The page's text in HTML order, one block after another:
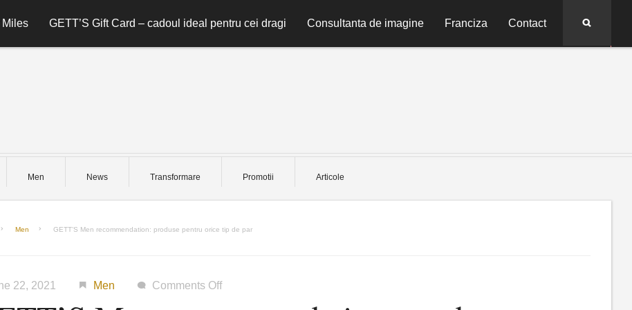
Miles GETT’S Gift Card – cadoul ideal pentru cei dragi Consultanta de imagine Franciza Contact
Men News Transformare Promotii Articole
Men GETT’S Men recommendation: produse pentru orice tip de par
22, 2021 Men Comments Offon